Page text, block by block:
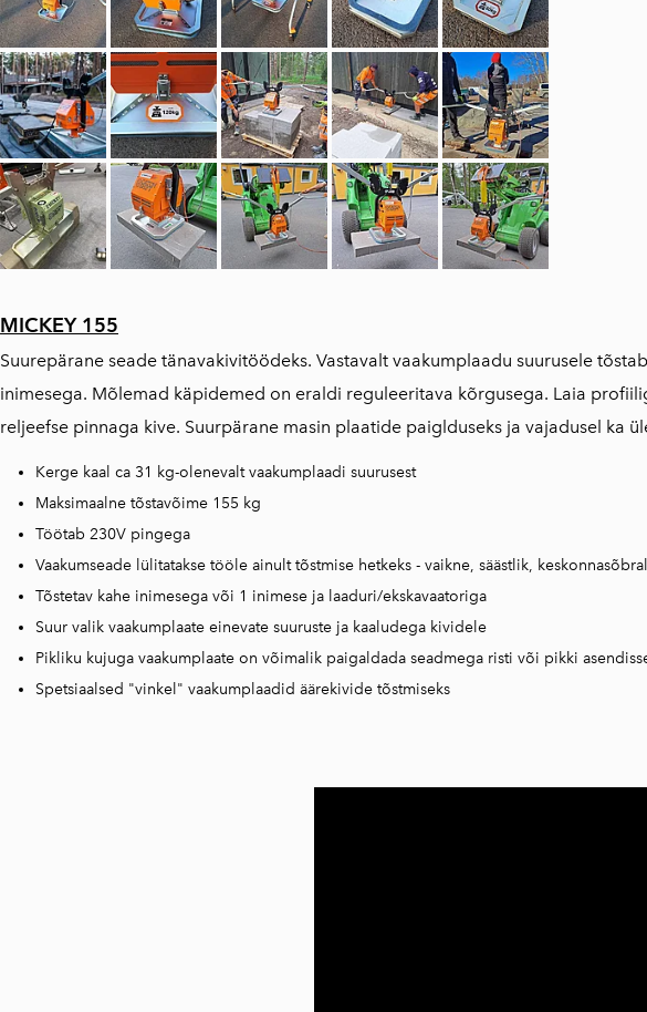
MICKEY 155
Suurepärane seade tänavakivitöödeks. Vastavalt vaakumplaadu suurusele
inimesega. Mõlemad käpidemed on eraldi reguleeritava kõrgusega. Laia
reljeefse pinnaga kive. Suurpärane masin plaatide paiglduseks ja vajadusel ka
Kerge kaal ca 31 kg-olenevalt vaakumplaadi suurusest
Maksimaalne tõstavõime 155 kg
Töötab 230V pingega
Vaakumseade lülitatakse tööle ainult tõstmise hetkeks - vaikne, säästlik,
Tõstetav kahe inimesega või 1 inimese ja laaduri/ekskavaatoriga
Suur valik vaakumplaate einevate suuruste ja kaaludega kividele
Pikliku kujuga vaakumplaate on võimalik paigaldada seadmega risti või pikki
Spetsiaalsed "vinkel" vaakumplaadid äärekivide tõstmiseks